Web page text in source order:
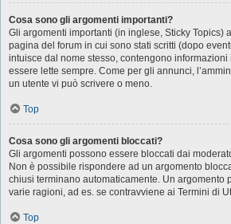
Cosa sono gli argomenti importanti?
Gli argomenti importanti (in inglese, Sticky Topics)
pagina del forum in cui sono stati scritti (dopo
intuisce dal nome stesso, contengono
essere lette sempre. Come per gli annunci,
un utente vi può scrivere o meno.
Top
Cosa sono gli argomenti bloccati?
Gli argomenti possono essere bloccati dai
Non è possibile rispondere ad un argomento
chiusi terminano automaticamente. Un argomento
varie ragioni, ad es. se contravviene ai Termini di
Top